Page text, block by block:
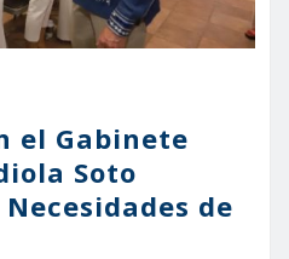
el Gabinete
Soto
de